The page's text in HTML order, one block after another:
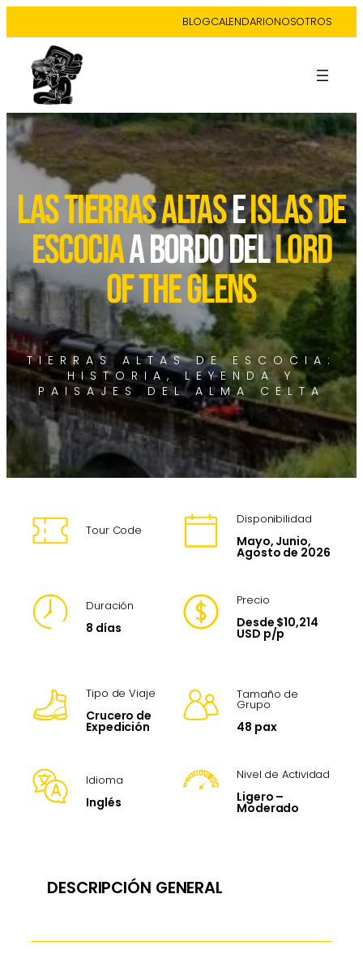
BLOGCALENDARIONOSOTROS
LAS TIERRAS ALTASEISLAS DE
ESCOCIAA BORDO DELLORD
OF THE GLENS
TIERRAS ALTAS DE ESCOCIA:
HISTORIA, LEYENDA Y
PAISAJES DEL ALMA CELTA
Tour Code
Disponibilidad
Mayo, Junio,
Agosto de 2026
Duración
8 días
Precio
Desde $10,214
USD p/p
Tipo de Viaje
Crucero de
Expedición
Tamaño de
Grupo
48 pax
Idioma
Inglés
Nivel de Actividad
Ligero –
Moderado
DESCRIPCIÓN GENERAL